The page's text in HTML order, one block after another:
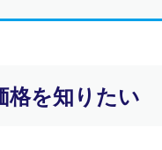
格を知りたい